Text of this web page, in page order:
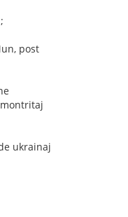
post
ukrainaj